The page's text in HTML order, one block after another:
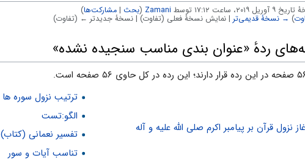
آوریل ۲۰۱۹، ساعت ۱۷:۱۲ توسط Zamani
(بحث |مشارکت‌ها)
) → نسخهٔ قدیمی‌تر| نمایش نسخهٔ فعلی (تفاوت) | نسخهٔ جدیدتر ← (تفاوت)
ردهٔ «عنوان بندی مناسب سنجیده نشده»
نزول قرآن بر پیامبر اکرم صلی الله علیه و آله
ترتیب نزول سوره ها
الگو:تست
تفسیر نعمانی (کتاب)
تناسب آیات و سور